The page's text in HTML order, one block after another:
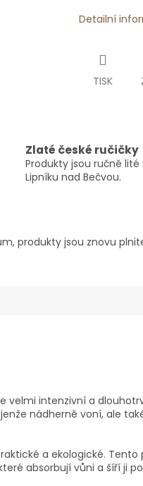
Detailní
TISK
Zlaté české ručičky
Produkty jsou ručně lité
Lipníku nad Bečvou.
produkty jsou znovu
velmi intenzivní a
nádherně voní, ale
a ekologické.
absorbují vůni a šíří ji